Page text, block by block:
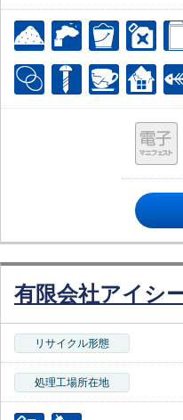
有限会社アイシ
リサイクル形態
処理工場所在地